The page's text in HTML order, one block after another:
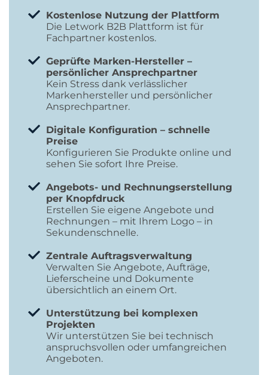
Kostenlose Nutzung der Plattform
Die Letwork B2B Plattform ist für
Fachpartner kostenlos.
Geprüfte Marken-Hersteller –
persönlicher Ansprechpartner
Kein Stress dank verlässlicher
Markenhersteller und persönlicher
Ansprechpartner.
Digitale Konfiguration – schnelle
Preise
Konfigurieren Sie Produkte online und
sehen Sie sofort Ihre Preise.
Angebots- und Rechnungserstellung
per Knopfdruck
Erstellen Sie eigene Angebote und
Rechnungen – mit Ihrem Logo – in
Sekundenschnelle.
Zentrale Auftragsverwaltung
Verwalten Sie Angebote, Aufträge,
Lieferscheine und Dokumente
übersichtlich an einem Ort.
Unterstützung bei komplexen
Projekten
Wir unterstützen Sie bei technisch
anspruchsvollen oder umfangreichen
Angeboten.